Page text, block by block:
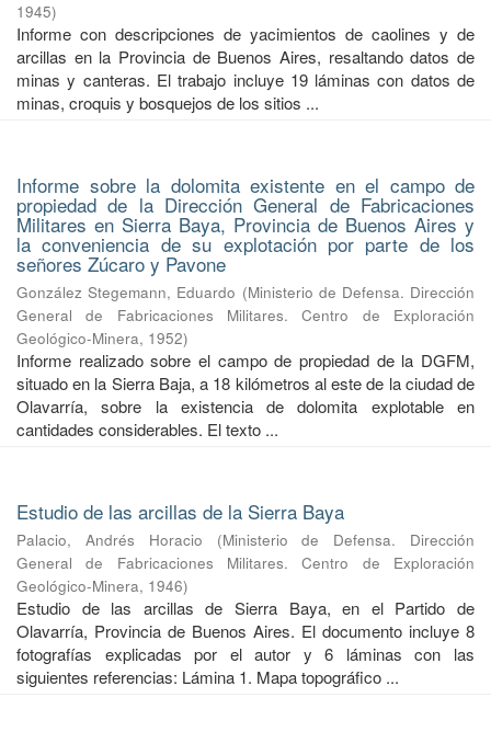
1945)
Informe con descripciones de yacimientos de caolines y de
arcillas en la Provincia de Buenos Aires, resaltando datos de
minas y canteras. El trabajo incluye 19 láminas con datos de
minas, croquis y bosquejos de los sitios ...
Informe sobre la dolomita existente en el campo de
propiedad de la Dirección General de Fabricaciones
Militares en Sierra Baya, Provincia de Buenos Aires y
la conveniencia de su explotación por parte de los
señores Zúcaro y Pavone
González Stegemann, Eduardo (Ministerio de Defensa. Dirección
General de Fabricaciones Militares. Centro de Exploración
Geológico-Minera, 1952)
Informe realizado sobre el campo de propiedad de la DGFM,
situado en la Sierra Baja, a 18 kilómetros al este de la ciudad de
Olavarría, sobre la existencia de dolomita explotable en
cantidades considerables. El texto ...
Estudio de las arcillas de la Sierra Baya
Palacio, Andrés Horacio (Ministerio de Defensa. Dirección
General de Fabricaciones Militares. Centro de Exploración
Geológico-Minera, 1946)
Estudio de las arcillas de Sierra Baya, en el Partido de
Olavarría, Provincia de Buenos Aires. El documento incluye 8
fotografías explicadas por el autor y 6 láminas con las
siguientes referencias: Lámina 1. Mapa topográfico ...